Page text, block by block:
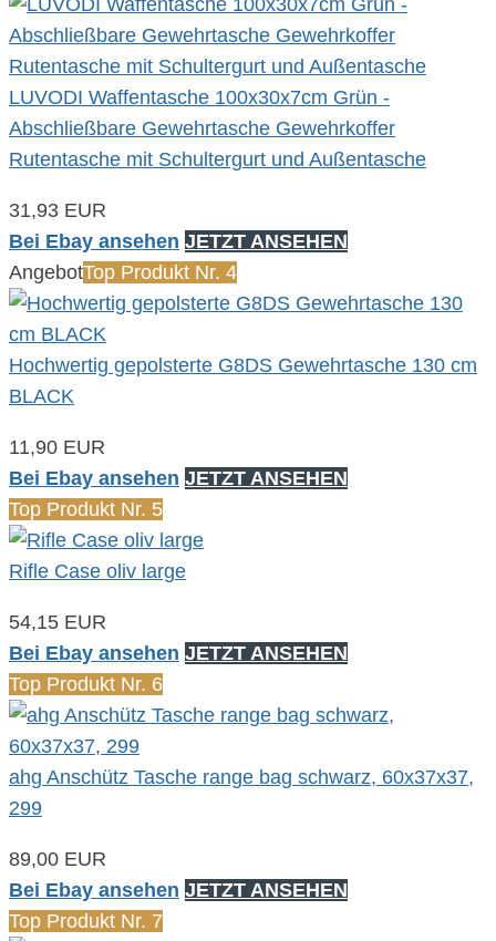
LUVODI Waffentasche 100x30x7cm Grün -
Abschließbare Gewehrtasche Gewehrkoffer
Rutentasche mit Schultergurt und Außentasche
31,93 EUR
Bei Ebay ansehen JETZT ANSEHEN
AngebotTop Produkt Nr. 4
Hochwertig gepolsterte G8DS Gewehrtasche 130 cm
BLACK
11,90 EUR
Bei Ebay ansehen JETZT ANSEHEN
Top Produkt Nr. 5
Rifle Case oliv large
54,15 EUR
Bei Ebay ansehen JETZT ANSEHEN
Top Produkt Nr. 6
ahg Anschütz Tasche range bag schwarz, 60x37x37,
299
89,00 EUR
Bei Ebay ansehen JETZT ANSEHEN
Top Produkt Nr. 7